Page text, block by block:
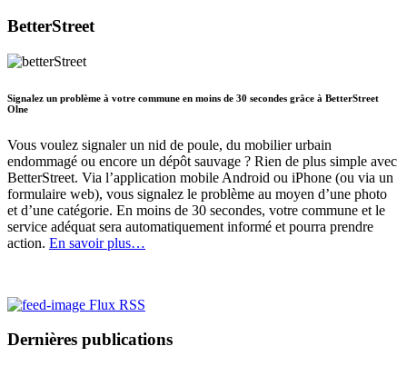
BetterStreet
Signalez un problème à votre commune en moins de 30 secondes grâce à BetterStreet
Olne
Vous voulez signaler un nid de poule, du mobilier urbain
endommagé ou encore un dépôt sauvage ? Rien de plus simple avec
BetterStreet. Via l’application mobile Android ou iPhone (ou via un
formulaire web), vous signalez le problème au moyen d’une photo
et d’une catégorie. En moins de 30 secondes, votre commune et le
service adéquat sera automatiquement informé et pourra prendre
action. En savoir plus…
Flux RSS
Dernières publications